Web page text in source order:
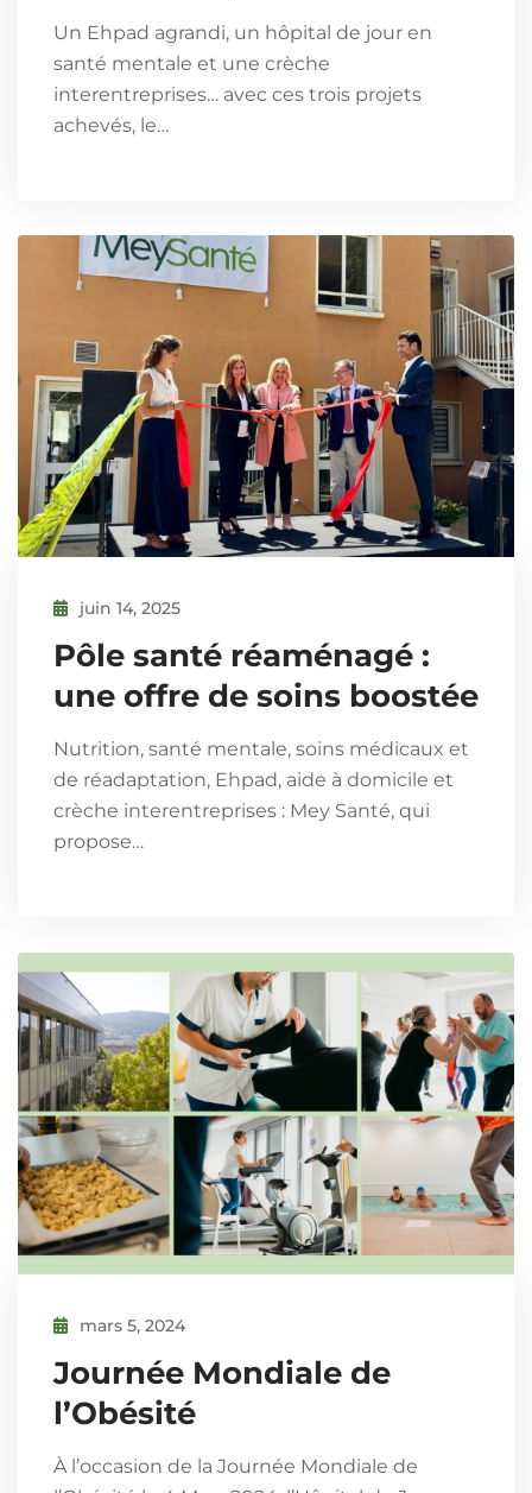
Un Ehpad agrandi, un hôpital de jour en
santé mentale et une crèche
interentreprises… avec ces trois projets
achevés, le…
juin 14, 2025
Pôle santé réaménagé :
une offre de soins boostée
Nutrition, santé mentale, soins médicaux et
de réadaptation, Ehpad, aide à domicile et
crèche interentreprises : Mey Santé, qui
propose…
mars 5, 2024
Journée Mondiale de
l’Obésité
À l’occasion de la Journée Mondiale de